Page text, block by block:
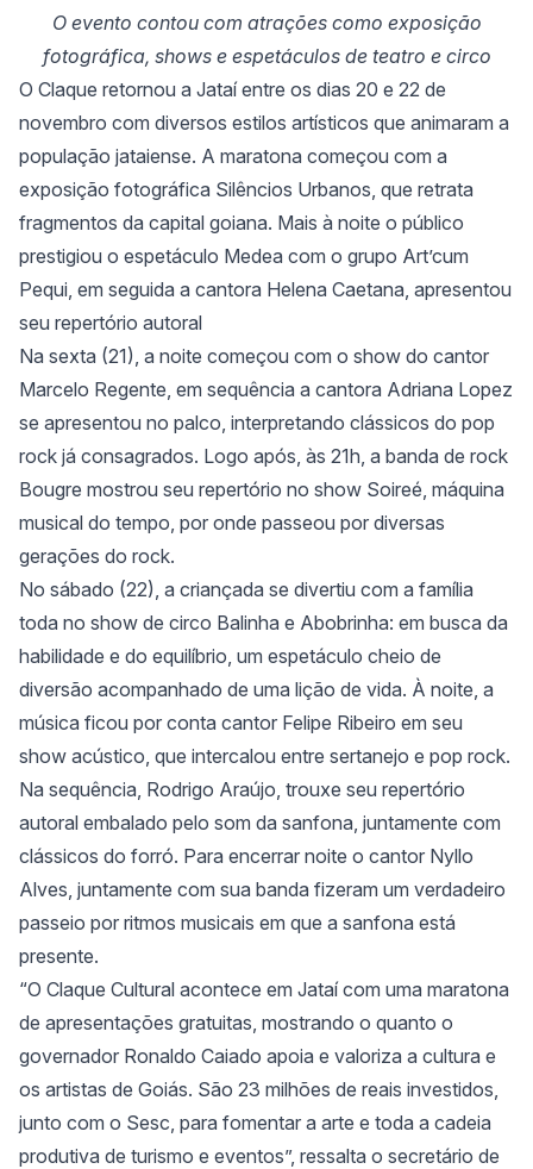
O evento contou com atrações como exposição
fotográfica, shows e espetáculos de teatro e circo
O Claque retornou a Jataí entre os dias 20 e 22 de
novembro com diversos estilos artísticos que animaram a
população jataiense. A maratona começou com a
exposição fotográfica Silêncios Urbanos, que retrata
fragmentos da capital goiana. Mais à noite o público
prestigiou o espetáculo Medea com o grupo Art’cum
Pequi, em seguida a cantora Helena Caetana, apresentou
seu repertório autoral
Na sexta (21), a noite começou com o show do cantor
Marcelo Regente, em sequência a cantora Adriana Lopez
se apresentou no palco, interpretando clássicos do pop
rock já consagrados. Logo após, às 21h, a banda de rock
Bougre mostrou seu repertório no show Soireé, máquina
musical do tempo, por onde passeou por diversas
gerações do rock.
No sábado (22), a criançada se divertiu com a família
toda no show de circo Balinha e Abobrinha: em busca da
habilidade e do equilíbrio, um espetáculo cheio de
diversão acompanhado de uma lição de vida. À noite, a
música ficou por conta cantor Felipe Ribeiro em seu
show acústico, que intercalou entre sertanejo e pop rock.
Na sequência, Rodrigo Araújo, trouxe seu repertório
autoral embalado pelo som da sanfona, juntamente com
clássicos do forró. Para encerrar noite o cantor Nyllo
Alves, juntamente com sua banda fizeram um verdadeiro
passeio por ritmos musicais em que a sanfona está
presente.
“O Claque Cultural acontece em Jataí com uma maratona
de apresentações gratuitas, mostrando o quanto o
governador Ronaldo Caiado apoia e valoriza a cultura e
os artistas de Goiás. São 23 milhões de reais investidos,
junto com o Sesc, para fomentar a arte e toda a cadeia
produtiva de turismo e eventos”, ressalta o secretário de